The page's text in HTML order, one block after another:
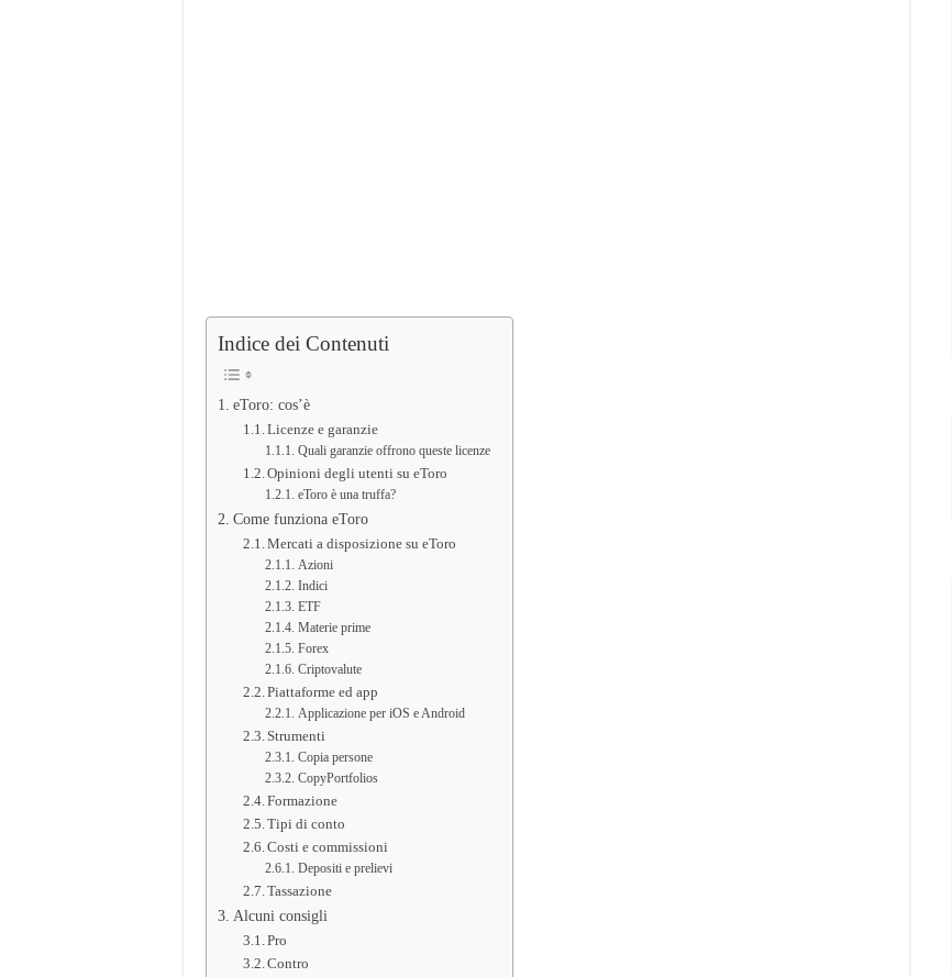
Indice dei Contenuti
eToro: cos’è
Licenze e garanzie
Quali garanzie offrono queste licenze
Opinioni degli utenti su eToro
eToro è una truffa?
Come funziona eToro
Mercati a disposizione su eToro
Azioni
Indici
ETF
Materie prime
Forex
Criptovalute
Piattaforme ed app
Applicazione per iOS e Android
Strumenti
Copia persone
CopyPortfolios
Formazione
Tipi di conto
Costi e commissioni
Depositi e prelievi
Tassazione
Alcuni consigli
Pro
Contro